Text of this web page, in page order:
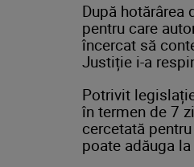
După hotărârea
pentru care
încercat să
Justiție i-a
Potrivit
în termen de 7
cercetată
poate adăuga